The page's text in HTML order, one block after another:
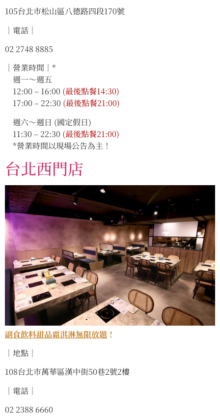
105台北市松山區八德路四段170號
｜電話｜
02 2748 8885
｜營業時間｜*
週一～週五
12:00 – 16:00 (最後點餐14:30)
17:00 – 22:30 (最後點餐21:00)
週六～週日 (國定假日)
11:30 – 22:30 (最後點餐21:00)
*營業時間以現場公告為主！
台北西門店
副食飲料甜品霜淇淋無限放題 ！
｜地點｜
108台北市萬華區漢中街50巷2號2樓
｜電話｜
02 2388 6660